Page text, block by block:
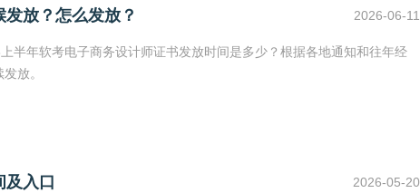
放？怎么发放？ 2026-06-11
半年软考电子商务设计师证书发放时间是多少？根据各地通知和往年经
放。
入口 2026-05-20